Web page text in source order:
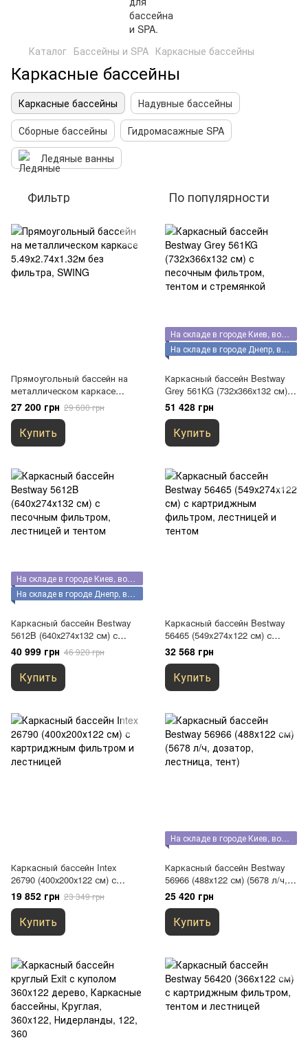
Каталог Бассейны и SPA Каркасные бассейны
Каркасные бассейны
Каркасные бассейны
Надувные бассейны
Сборные бассейны
Гидромасажные SPA
Ледяные ванны
Фильтр По популярности
Прямоугольный бассейн на
металлическом каркасе
5.49х2.74х1.32м без фильтра,
SWING
27 200 грн 29 600 грн
Купить
Каркасный бассейн Bestway
Grey 561KG (732х366х132 см) с
песочным фильтром, тентом и
стремянкой
51 428 грн
Купить
Каркасный бассейн Bestway
5612B (640х274х132 см) с
песочным фильтром,
лестницей и тентом
40 999 грн 46 920 грн
Купить
Каркасный бассейн Bestway
56465 (549x274x122 см) с
картриджным фильтром,
лестницей и тентом
32 568 грн
Купить
Каркасный бассейн Intex
26790 (400х200х122 см) с
картриджным фильтром и
лестницей
19 852 грн 23 349 грн
Купить
Каркасный бассейн Bestway
56966 (488х122 см) (5678 л/ч,
дозатор, лестница, тент)
25 420 грн
Купить